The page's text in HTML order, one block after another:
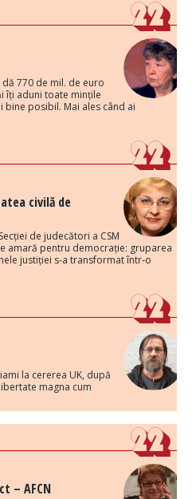
770 de mil. de euro
îți aduni toate mințile
bine posibil. Mai ales când ai
civilă de
de judecători a CSM
amară pentru democrație: gruparea
justiției s-a transformat într-o
la cererea UK, după
magna cum
– AFCN